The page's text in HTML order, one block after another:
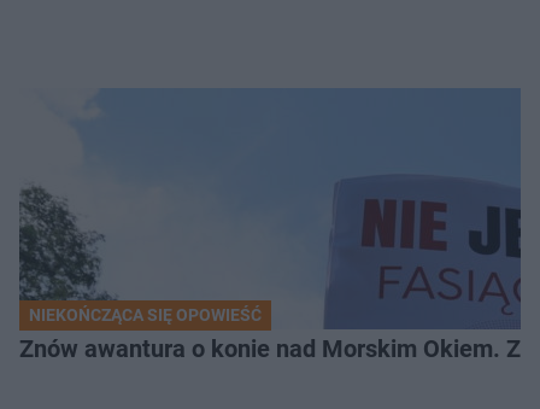
NIEKOŃCZĄCA SIĘ OPOWIEŚĆ
Znów awantura o konie nad Morskim Okiem.